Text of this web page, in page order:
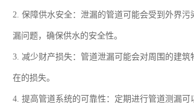
2. 保障供水安全：泄漏的管道可能会受到外界
漏问题，确保供水的安全性。
3. 减少财产损失：管道泄漏可能会对周围的建
在的损失。
4. 提高管道系统的可靠性：定期进行管道测漏